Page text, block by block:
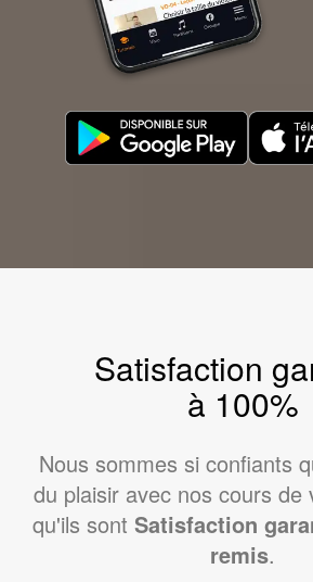
Satisfaction
à 100%
Nous sommes si confiants
du plaisir avec nos cours de
qu'ils sont Satisfaction
remis.